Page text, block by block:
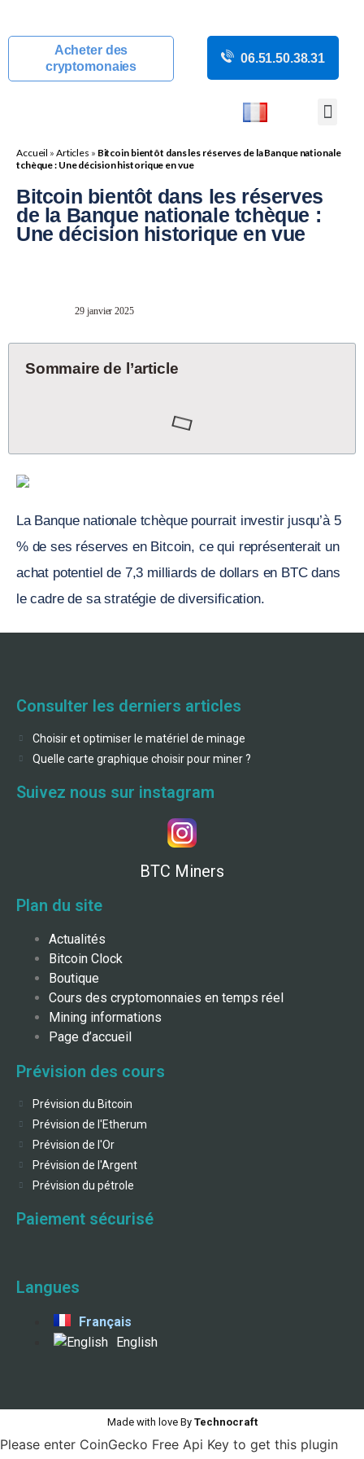
Acheter des
cryptomonaies
06.51.50.38.31
Accueil » Articles » Bitcoin bientôt dans les réserves de la Banque nationale
tchèque : Une décision historique en vue
Bitcoin bientôt dans les réserves
de la Banque nationale tchèque :
Une décision historique en vue
29 janvier 2025
Sommaire de l’article
La Banque nationale tchèque pourrait investir jusqu’à 5
% de ses réserves en Bitcoin, ce qui représenterait un
achat potentiel de 7,3 milliards de dollars en BTC dans
le cadre de sa stratégie de diversification.
Consulter les derniers articles
Choisir et optimiser le matériel de minage
Quelle carte graphique choisir pour miner ?
Suivez nous sur instagram
BTC Miners
Plan du site
Actualités
Bitcoin Clock
Boutique
Cours des cryptomonnaies en temps réel
Mining informations
Page d’accueil
Prévision des cours
Prévision du Bitcoin
Prévision de l'Etherum
Prévision de l'Or
Prévision de l'Argent
Prévision du pétrole
Paiement sécurisé
Langues
Français
English
Made with love ByTechnocraft
Please enter CoinGecko Free Api Key to get this plugin